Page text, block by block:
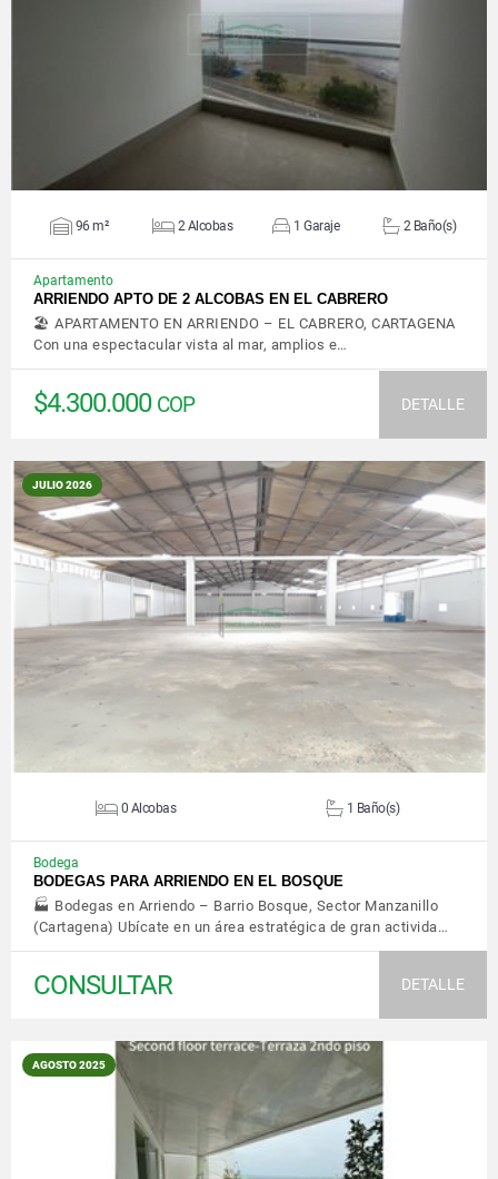
VER DETALLES
96 m² 2 Alcobas 1 Garaje 2 Baño(s)
Apartamento
ARRIENDO APTO DE 2 ALCOBAS EN EL CABRERO
🏖️ APARTAMENTO EN ARRIENDO – EL CABRERO, CARTAGENA
Con una espectacular vista al mar, amplios e…
$4.300.000 COP DETALLE
JULIO 2026
VER DETALLES
0 Alcobas 1 Baño(s)
Bodega
BODEGAS PARA ARRIENDO EN EL BOSQUE
🏭 Bodegas en Arriendo – Barrio Bosque, Sector Manzanillo
(Cartagena) Ubícate en un área estratégica de gran activida…
CONSULTAR DETALLE
AGOSTO 2025